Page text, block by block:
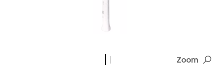
Zoom